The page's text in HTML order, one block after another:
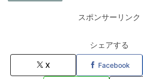
スポンサーリンク
シェアする
X Facebook